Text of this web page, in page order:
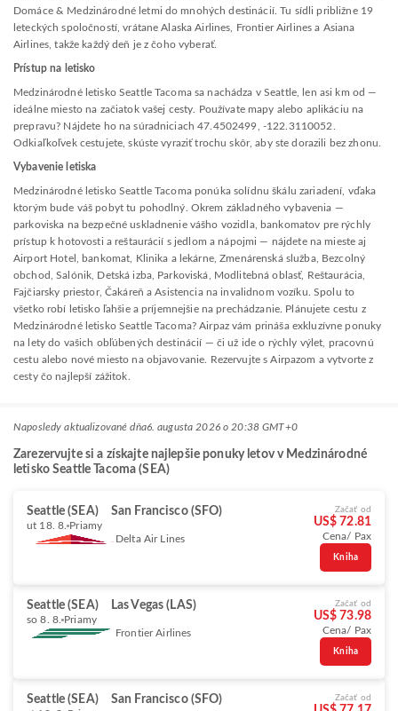
Domáce & Medzinárodné letmi do mnohých destinácií. Tu sídli približne 19
leteckých spoločností, vrátane Alaska Airlines, Frontier Airlines a Asiana
Airlines, takže každý deň je z čoho vyberať.
Prístup na letisko
Medzinárodné letisko Seattle Tacoma sa nachádza v Seattle, len asi km od —
ideálne miesto na začiatok vašej cesty. Používate mapy alebo aplikáciu na
prepravu? Nájdete ho na súradniciach 47.4502499, -122.3110052.
Odkiaľkoľvek cestujete, skúste vyraziť trochu skôr, aby ste dorazili bez zhonu.
Vybavenie letiska
Medzinárodné letisko Seattle Tacoma ponúka solídnu škálu zariadení, vďaka
ktorým bude váš pobyt tu pohodlný. Okrem základného vybavenia —
parkoviska na bezpečné uskladnenie vášho vozidla, bankomatov pre rýchly
prístup k hotovosti a reštaurácií s jedlom a nápojmi — nájdete na mieste aj
Airport Hotel, bankomat, Klinika a lekárne, Zmenárenská služba, Bezcolný
obchod, Salónik, Detská izba, Parkoviská, Modlitebná oblasť, Reštaurácia,
Fajčiarsky priestor, Čakáreň a Asistencia na invalidnom vozíku. Spolu to
všetko robí letisko ľahšie a príjemnejšie na prechádzanie. Plánujete cestu z
Medzinárodné letisko Seattle Tacoma? Airpaz vám prináša exkluzívne ponuky
na lety do vašich obľúbených destinácií — či už ide o rýchly výlet, pracovnú
cestu alebo nové miesto na objavovanie. Rezervujte s Airpazom a vytvorte z
cesty čo najlepší zážitok.
Naposledy aktualizované dňa6. augusta 2026 o 20:38 GMT+0
Zarezervujte si a získajte najlepšie ponuky letov v Medzinárodné
letisko Seattle Tacoma (SEA)
Seattle (SEA) San Francisco (SFO)
ut 18. 8. Priamy
Delta Air Lines
Začať od
US$ 72.81
Cena/ Pax
Kniha
Seattle (SEA) Las Vegas (LAS)
so 8. 8. Priamy
Frontier Airlines
Začať od
US$ 73.98
Cena/ Pax
Kniha
Seattle (SEA) San Francisco (SFO) Začať od